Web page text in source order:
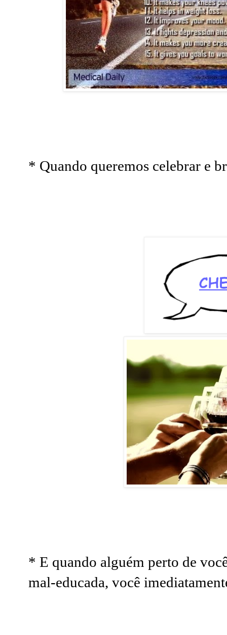
* Quando queremos celebrar e
* E quando alguém perto de
mal-educada, você